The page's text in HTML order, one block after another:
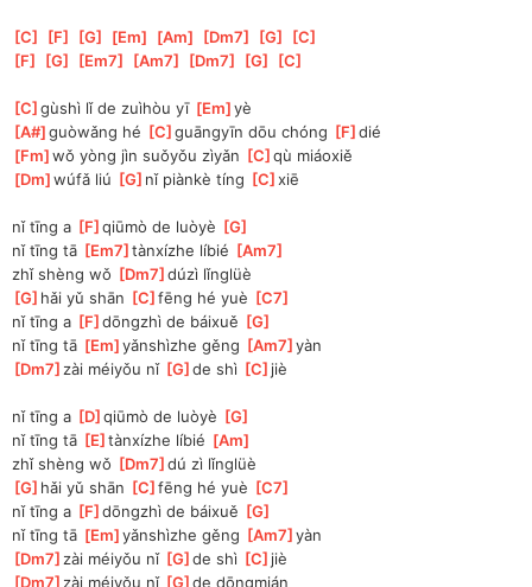
[C [F [G [Em [Am [Dm7 [G [C
[F [G [Em7 [Am7 [Dm7 [G [C
[C ]
gùshì lǐ de zuìhòu yī [Em ]
yè
[A# ]
guòwǎng hé [C ]
guāngyīn dōu chóng [F ]
dié
[Fm ]
wǒ yòng jìn suǒyǒu zìyǎn [C ]
qù miáoxiě
[Dm ]
wúfǎ liú [G ]nǐ piànkè tíng [C ]
xiē
nǐ tīng a [F ]
qiūmò de luòyè [G
nǐ tīng tā [Em7 ]tànxízhe líbié [Am7
zhǐ shèng wǒ [Dm7 ]
dúzì lǐnglüè
[G ]hǎi yǔ shān [C ]
fēng hé yuè [C7
nǐ tīng a [F ]
dōngzhì de báixuě [G
nǐ tīng tā [Em ]
yǎnshìzhe gěng [Am7 ]
yàn
[Dm7 ]zài méiyǒu nǐ [G ]
de shì [C ]jiè
nǐ tīng a [D ]
qiūmò de luòyè [G
nǐ tīng tā [E ]tànxízhe líbié [Am
zhǐ shèng wǒ [Dm7 ]
dú zì lǐnglüè
[G ]hǎi yǔ shān [C ]
fēng hé yuè [C7
nǐ tīng a [F ]
dōngzhì de báixuě [G
nǐ tīng tā [Em ]
yǎnshìzhe gěng [Am7 ]
yàn
[Dm7 ]zài méiyǒu nǐ [G ]
de shì [C ]jiè
[Dm7 ]zài méiyǒu nǐ [G ]
de dōngmián